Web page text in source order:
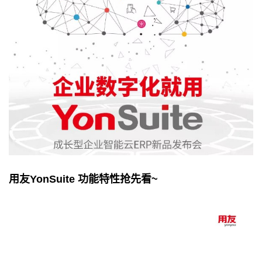
用友YonSuite 功能特性抢先看~